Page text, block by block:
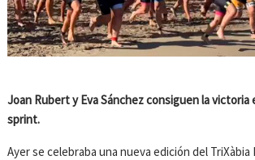
Joan Rubert y Eva Sánchez consiguen la victoria
sprint.
Ayer se celebraba una nueva edición del TriXàbia